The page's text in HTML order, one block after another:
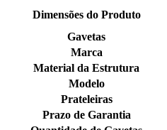
Dimensões do Produto
Gavetas
Marca
Material da Estrutura
Modelo
Prateleiras
Prazo de Garantia